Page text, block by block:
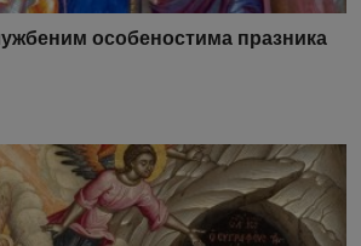
особеностима празника